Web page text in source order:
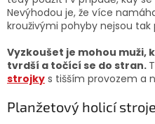
Nevýhodou je, že více
krouživými pohyby nejsou tak
Vyzkoušet je mohou muži,
tvrdší a točící se do stran.
strojky s tišším provozem a
Planžetový holicí